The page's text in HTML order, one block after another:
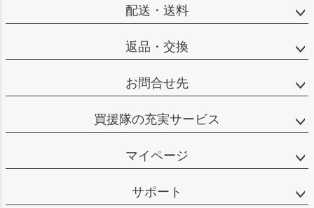
配送・送料
返品・交換
お問合せ先
買援隊の充実サービス
マイページ
サポート